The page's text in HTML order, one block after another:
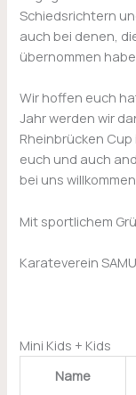
Schiedsrichtern
auch bei denen,
übernommen
Wir hoffen euch
Jahr werden wir
Rheinbrücken
euch und auch
bei uns
Mit sportlichem
Karateverein
Mini Kids + Kids
Name